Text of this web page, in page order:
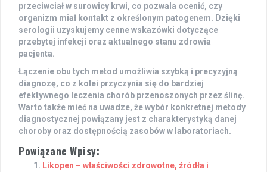
przeciwciał w surowicy krwi, co pozwala ocenić, czy
organizm miał kontakt z określonym patogenem. Dzięki
serologii uzyskujemy cenne wskazówki dotyczące
przebytej infekcji oraz aktualnego stanu zdrowia
pacjenta.
Łączenie obu tych metod umożliwia szybką i precyzyjną
diagnozę, co z kolei przyczynia się do bardziej
efektywnego leczenia chorób przenoszonych przez ślinę.
Warto także mieć na uwadze, że wybór konkretnej metody
diagnostycznej powiązany jest z charakterystyką danej
choroby oraz dostępnością zasobów w laboratoriach.
Powiązane Wpisy:
Likopen – właściwości zdrowotne, źródła i